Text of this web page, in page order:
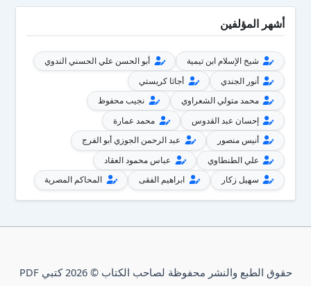
أشهر المؤلفين
شيخ الإسلام ابن تيمية
أبو الحسن علي الحسني الندوي
أنور الجندي
أجاثا كريستي
محمد متولي الشعراوي
نجيب محفوظ
إحسان عبد القدوس
محمد عمارة
أنيس منصور
عبد الرحمن الجوزي أبو الفرج
علي الطنطاوي
عباس محمود العقاد
سهيل زكار
ابراهيم الفقى المحاكم المصرية
حقوق الطبع والنشر محفوظة لصاحب الكتاب © 2026 كتبي PDF